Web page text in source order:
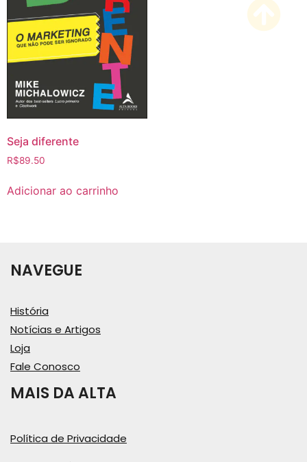
Seja diferente
R$89.50
Adicionar ao carrinho
NAVEGUE
História
Notícias e Artigos
Loja
Fale Conosco
MAIS DA ALTA
Política de Privacidade